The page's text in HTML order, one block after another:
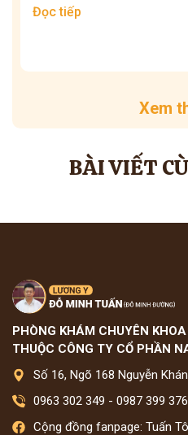
Đọc tiếp
Xem
BÀI VIẾT
PHÒNG KHÁM CHUYÊN
THUỘC CÔNG TY CỔ PHẦN
Số 16, Ngõ 168 Nguyễn
0963 302 349 - 0987 399 376
Cộng đồng fanpage: Tuấn